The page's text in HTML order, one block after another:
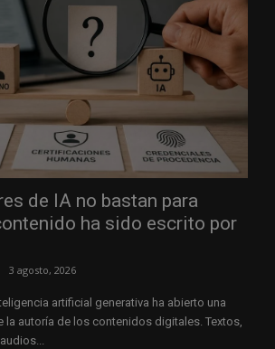
de IA no bastan para
ha sido escrito por
3 agosto, 2026
artificial generativa ha abierto una
la autoría de los contenidos digitales. Textos,